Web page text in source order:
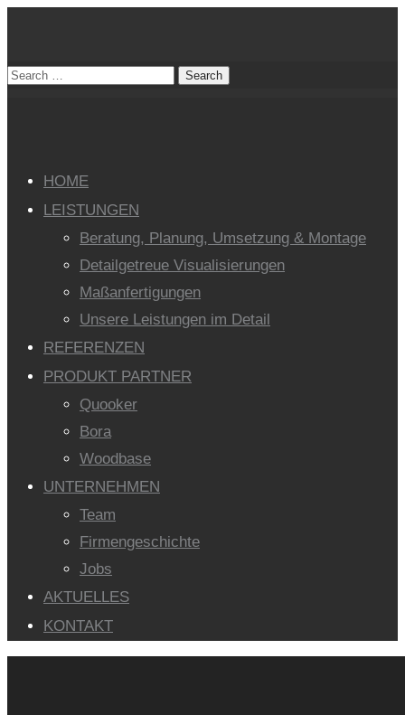
HOME
LEISTUNGEN
Beratung, Planung, Umsetzung & Montage
Detailgetreue Visualisierungen
Maßanfertigungen
Unsere Leistungen im Detail
REFERENZEN
PRODUKT PARTNER
Quooker
Bora
Woodbase
UNTERNEHMEN
Team
Firmengeschichte
Jobs
AKTUELLES
KONTAKT